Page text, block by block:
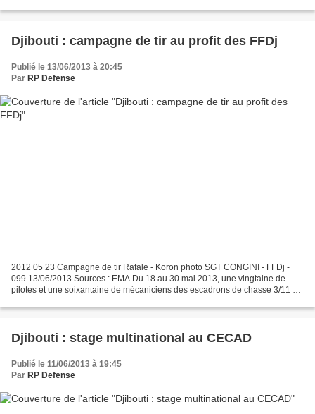
Djibouti : campagne de tir au profit des FFDj
Publié le 13/06/2013 à 20:45
Par RP Defense
2012 05 23 Campagne de tir Rafale - Koron photo SGT CONGINI - FFDj -
099 13/06/2013 Sources : EMA Du 18 au 30 mai 2013, une vingtaine de
pilotes et une soixantaine de mécaniciens des escadrons de chasse 3/11 «
Djibouti : stage multinational au CECAD
Publié le 11/06/2013 à 19:45
Par RP Defense